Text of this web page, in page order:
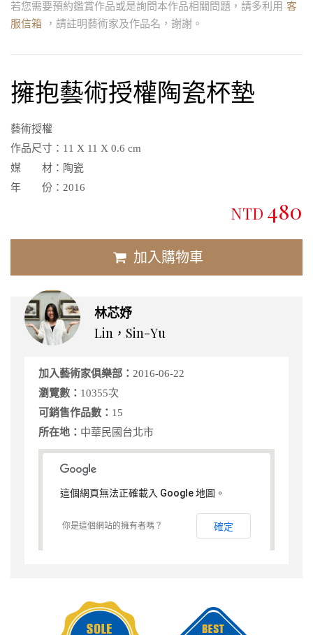
若您需要預約鑑賞作品或是詢問本作品相關問題，請多利用 客
服信箱
，請註明藝術家及作品名，謝謝。
擁抱藝術授權陶瓷杯墊
藝術授權
作品尺寸： 11 X 11 X 0.6 cm
媒 材： 陶瓷
年 份： 2016
NTD 480
加入購物車
林芯妤
Lin，Sin-Yu
加入藝術家俱樂部： 2016-06-22
瀏覽數： 10355次
可銷售作品數： 15
所在地： 中華民國台北市
這個網頁無法正確載入 Google 地圖。
你是這個網站的擁有者嗎？ 確定